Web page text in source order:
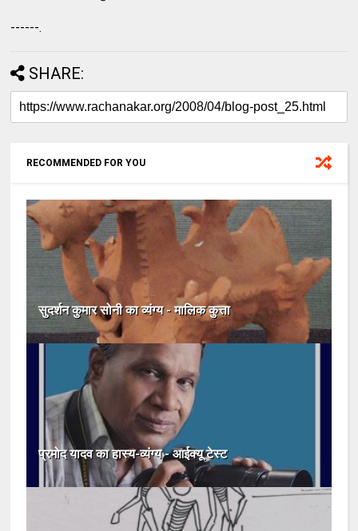
------.
SHARE:
RECOMMENDED FOR YOU
सुदर्शन कुमार सोनी का व्यंग्य - मालिक कुत्ता
प्रमोद यादव का हास्य-व्यंग्य - आईक्यू टेस्ट